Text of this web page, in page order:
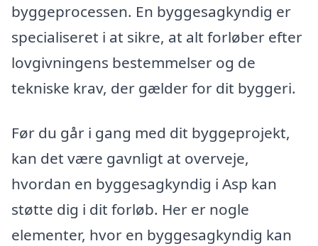
byggeprocessen. En byggesagkyndig er
specialiseret i at sikre, at alt forløber efter
lovgivningens bestemmelser og de
tekniske krav, der gælder for dit byggeri.
Før du går i gang med dit byggeprojekt,
kan det være gavnligt at overveje,
hvordan en byggesagkyndig i Asp kan
støtte dig i dit forløb. Her er nogle
elementer, hvor en byggesagkyndig kan